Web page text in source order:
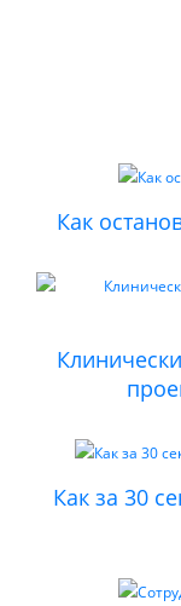
Как
Как за 30